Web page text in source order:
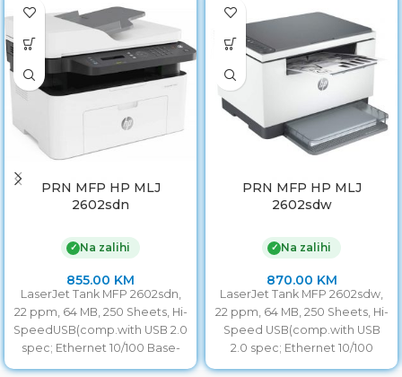
PRN MFP HP MLJ
2602sdn
✓ Na zalihi
855.00 KM
LaserJet Tank MFP 2602sdn,
22 ppm, 64 MB, 250 Sheets, Hi-
SpeedUSB(comp.with USB 2.0
spec; Ethernet 10/100 Base-
TX; 802.11 a/b/g/n), BLE,
PRN MFP HP MLJ
2602sdw
✓ Na zalihi
870.00 KM
LaserJet Tank MFP 2602sdw,
22 ppm, 64 MB, 250 Sheets, Hi-
Speed USB(comp.with USB
2.0 spec; Ethernet 10/100
Base-TX; 802.11 a/b/g/n),